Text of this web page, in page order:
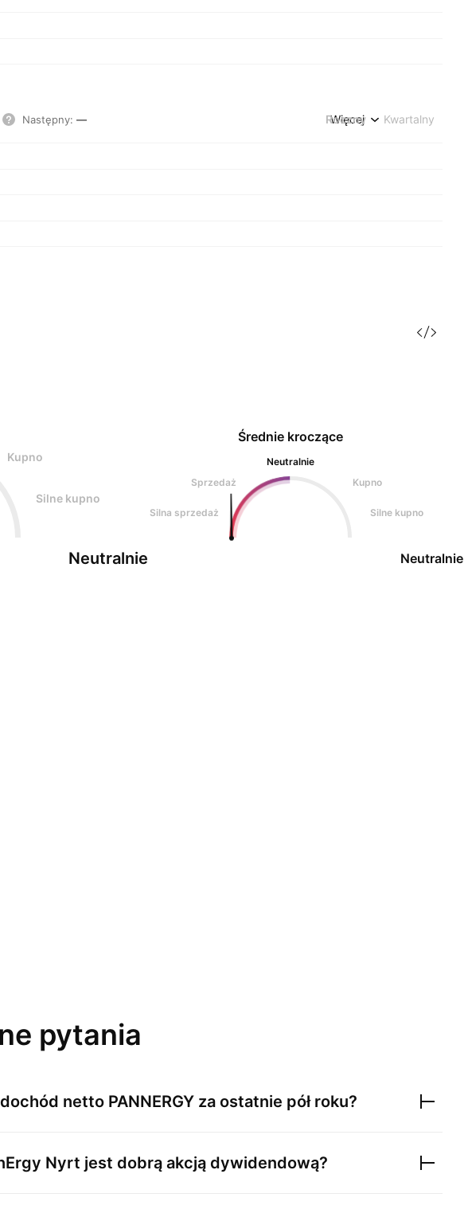
Następny: — Roczny Kwartalny
Więcej
Kupno
Silne kupno
Neutralnie
Średnie kroczące
Neutralnie
Sprzedaż
Kupno
Silna sprzedaż Silne kupno
Neutralnie
pytania
netto PANNERGY za ostatnie pół roku?
Nyrt jest dobrą akcją dywidendową?